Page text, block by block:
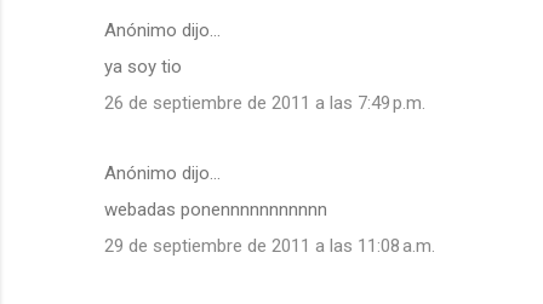
Anónimo dijo…
ya soy tio
26 de septiembre de 2011 a las 7:49 p.m.
Anónimo dijo…
webadas ponennnnnnnnnnn
29 de septiembre de 2011 a las 11:08 a.m.